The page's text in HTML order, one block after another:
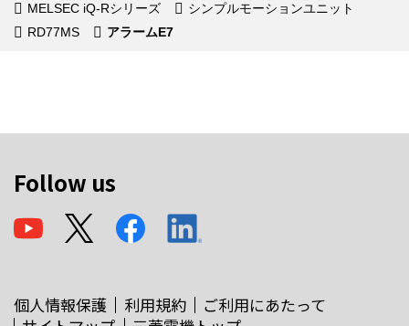
MELSEC iQ-Rシリーズ
シンプルモーションユニット
RD77MS
アラームE7
Follow us
個人情報保護 利用規約
ご利用にあたって